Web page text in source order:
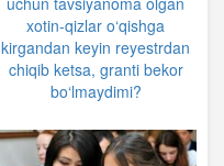
xotin-qizlar o‘qishga
kirgandan keyin reyestrdan
chiqib ketsa, granti bekor
bo‘lmaydimi?